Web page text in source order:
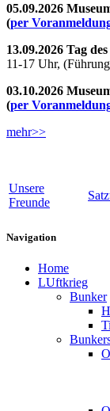
05.09.2026
(per
13.09.2026 Tag
11-17 Uhr,
03.10.2026
(per
mehr>>
Unsere
Freunde
Navigation
Home
LUftkrieg
Bunker